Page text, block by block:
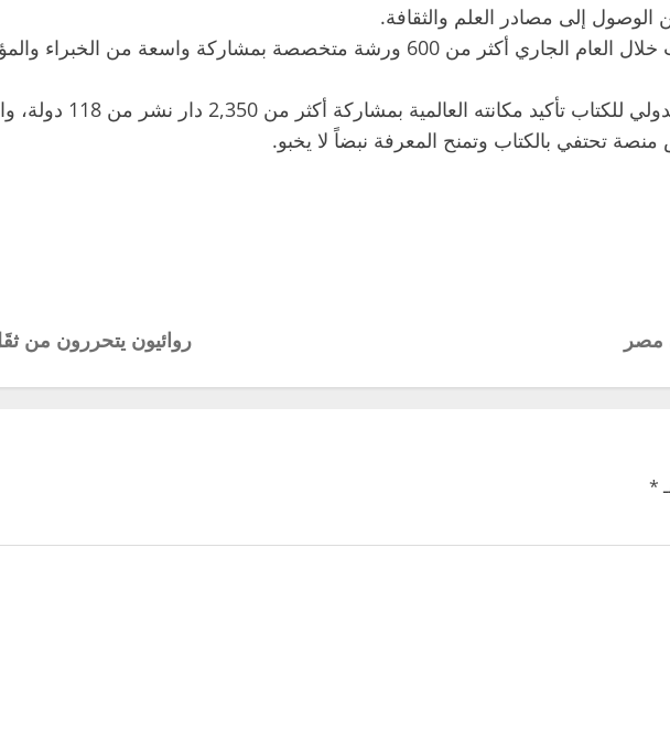
إلى مصادر العلم والثقافة.
وأشار إلى أن جمعية الإمارات للمكتبات والمعلومات نظمت خلال العام الجاري أكثر من 600 ورشة
مصر
روائيون يتحررون من
*